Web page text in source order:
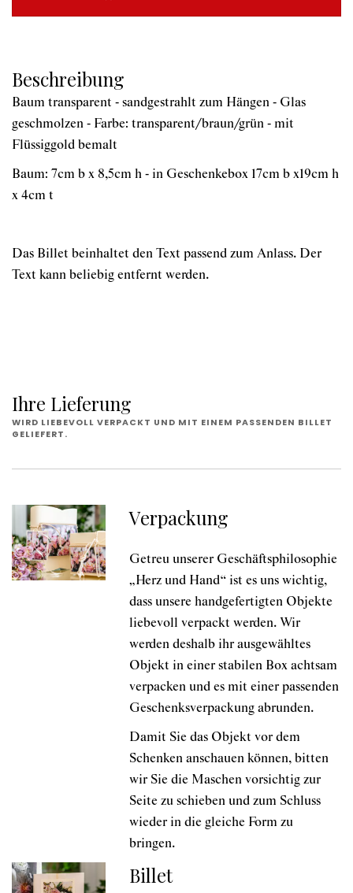
Beschreibung
Baum transparent - sandgestrahlt zum Hängen - Glas
geschmolzen - Farbe: transparent/braun/grün - mit
Flüssiggold bemalt
Baum: 7cm b x 8,5cm h - in Geschenkebox 17cm b x19cm h
x 4cm t
Das Billet beinhaltet den Text passend zum Anlass. Der
Text kann beliebig entfernt werden.
Ihre Lieferung
WIRD LIEBEVOLL VERPACKT UND MIT EINEM PASSENDEN BILLET
GELIEFERT.
Verpackung
Getreu unserer Geschäftsphilosophie
„Herz und Hand“ ist es uns wichtig,
dass unsere handgefertigten Objekte
liebevoll verpackt werden. Wir
werden deshalb ihr ausgewähltes
Objekt in einer stabilen Box achtsam
verpacken und es mit einer passenden
Geschenksverpackung abrunden.
Damit Sie das Objekt vor dem
Schenken anschauen können, bitten
wir Sie die Maschen vorsichtig zur
Seite zu schieben und zum Schluss
wieder in die gleiche Form zu
bringen.
Billet